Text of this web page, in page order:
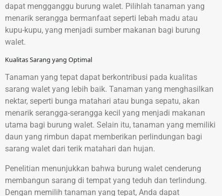
dapat mengganggu burung walet. Pilihlah tanaman yang
menarik serangga bermanfaat seperti lebah madu atau
kupu-kupu, yang menjadi sumber makanan bagi burung
walet.
Kualitas Sarang yang Optimal
Tanaman yang tepat dapat berkontribusi pada kualitas
sarang walet yang lebih baik. Tanaman yang menghasilkan
nektar, seperti bunga matahari atau bunga sepatu, akan
menarik serangga-serangga kecil yang menjadi makanan
utama bagi burung walet. Selain itu, tanaman yang memiliki
daun yang rimbun dapat memberikan perlindungan bagi
sarang walet dari terik matahari dan hujan.
Penelitian menunjukkan bahwa burung walet cenderung
membangun sarang di tempat yang teduh dan terlindung.
Dengan memilih tanaman yang tepat, Anda dapat